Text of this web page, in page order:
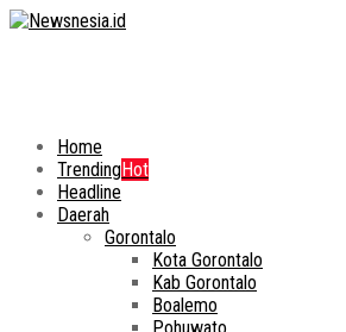
Home
TrendingHot
Headline
Daerah
Gorontalo
Kota Gorontalo
Kab Gorontalo
Boalemo